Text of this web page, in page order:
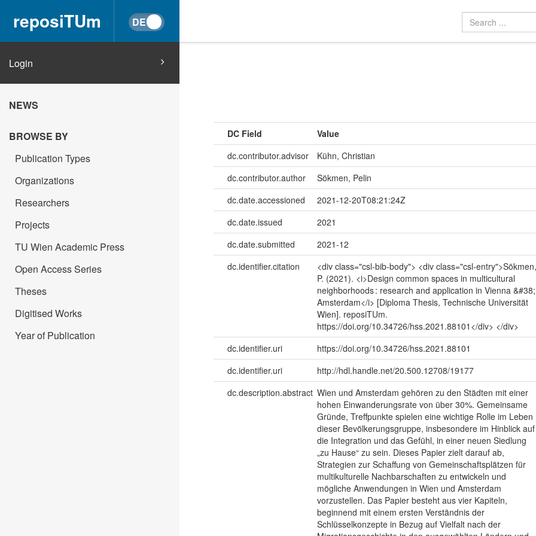
reposiTUm
Login
NEWS
BROWSE BY
Publication Types
Organizations
Researchers
Projects
TU Wien Academic Press
Open Access Series
Theses
Digitised Works
Year of Publication
DC Field
Value
dc.contributor.advisor
Kühn, Christian
dc.contributor.author
Sökmen, Pelin
dc.date.accessioned
2021-12-20T08:21:24Z
dc.date.issued
2021
dc.date.submitted
2021-12
dc.identifier.citation
<div class="csl-bib-body"> <div class="csl-entry">Sökmen,
P. (2021). <i>Design common spaces in multicultural
neighborhoods : research and application in Vienna &#38;
Amsterdam</i> [Diploma Thesis, Technische Universität
Wien]. reposiTUm.
https://doi.org/10.34726/hss.2021.88101</div> </div>
dc.identifier.uri
https://doi.org/10.34726/hss.2021.88101
dc.identifier.uri
http://hdl.handle.net/20.500.12708/19177
dc.description.abstract Wien und Amsterdam gehören zu den Städten mit einer
hohen Einwanderungsrate von über 30%. Gemeinsame
Gründe, Treffpunkte spielen eine wichtige Rolle im Leben
dieser Bevölkerungsgruppe, insbesondere im Hinblick auf
die Integration und das Gefühl, in einer neuen Siedlung
„zu Hause“ zu sein. Dieses Papier zielt darauf ab,
Strategien zur Schaffung von Gemeinschaftsplätzen für
multikulturelle Nachbarschaften zu entwickeln und
mögliche Anwendungen in Wien und Amsterdam
vorzustellen. Das Papier besteht aus vier Kapiteln,
beginnend mit einem ersten Verständnis der
Schlüsselkonzepte in Bezug auf Vielfalt nach der